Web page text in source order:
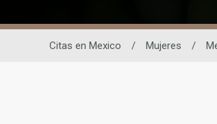
Citas en Mexico / Mujeres /